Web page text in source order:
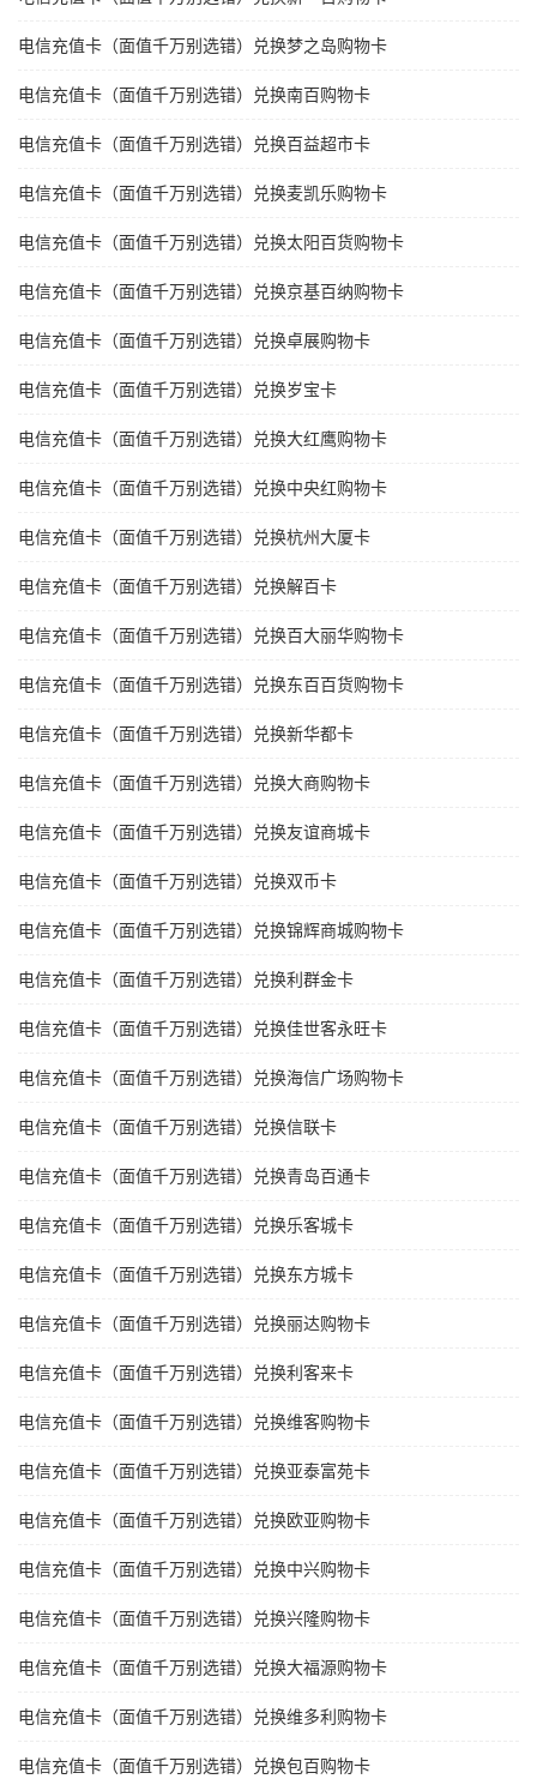
电信充值卡（面值千万别选错）兑换梦之岛购物卡
电信充值卡（面值千万别选错）兑换南百购物卡
电信充值卡（面值千万别选错）兑换百益超市卡
电信充值卡（面值千万别选错）兑换麦凯乐购物卡
电信充值卡（面值千万别选错）兑换太阳百货购物卡
电信充值卡（面值千万别选错）兑换京基百纳购物卡
电信充值卡（面值千万别选错）兑换卓展购物卡
电信充值卡（面值千万别选错）兑换岁宝卡
电信充值卡（面值千万别选错）兑换大红鹰购物卡
电信充值卡（面值千万别选错）兑换中央红购物卡
电信充值卡（面值千万别选错）兑换杭州大厦卡
电信充值卡（面值千万别选错）兑换解百卡
电信充值卡（面值千万别选错）兑换百大丽华购物卡
电信充值卡（面值千万别选错）兑换东百百货购物卡
电信充值卡（面值千万别选错）兑换新华都卡
电信充值卡（面值千万别选错）兑换大商购物卡
电信充值卡（面值千万别选错）兑换友谊商城卡
电信充值卡（面值千万别选错）兑换双币卡
电信充值卡（面值千万别选错）兑换锦辉商城购物卡
电信充值卡（面值千万别选错）兑换利群金卡
电信充值卡（面值千万别选错）兑换佳世客永旺卡
电信充值卡（面值千万别选错）兑换海信广场购物卡
电信充值卡（面值千万别选错）兑换信联卡
电信充值卡（面值千万别选错）兑换青岛百通卡
电信充值卡（面值千万别选错）兑换乐客城卡
电信充值卡（面值千万别选错）兑换东方城卡
电信充值卡（面值千万别选错）兑换丽达购物卡
电信充值卡（面值千万别选错）兑换利客来卡
电信充值卡（面值千万别选错）兑换维客购物卡
电信充值卡（面值千万别选错）兑换亚泰富苑卡
电信充值卡（面值千万别选错）兑换欧亚购物卡
电信充值卡（面值千万别选错）兑换中兴购物卡
电信充值卡（面值千万别选错）兑换兴隆购物卡
电信充值卡（面值千万别选错）兑换大福源购物卡
电信充值卡（面值千万别选错）兑换维多利购物卡
电信充值卡（面值千万别选错）兑换包百购物卡